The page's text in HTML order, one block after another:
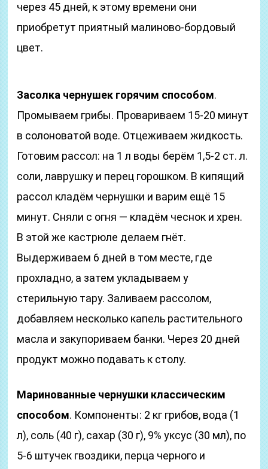
через 45 дней, к этому времени они
приобретут приятный малиново-бордовый
цвет.
Засолка чернушек горячим способом.
Промываем грибы. Провариваем 15-20 минут
в солоноватой воде. Отцеживаем жидкость.
Готовим рассол: на 1 л воды берём 1,5-2 ст. л.
соли, лаврушку и перец горошком. В кипящий
рассол кладём чернушки и варим ещё 15
минут. Сняли с огня — кладём чеснок и хрен.
В этой же кастрюле делаем гнёт.
Выдерживаем 6 дней в том месте, где
прохладно, а затем укладываем у
стерильную тару. Заливаем рассолом,
добавляем несколько капель растительного
масла и закупориваем банки. Через 20 дней
продукт можно подавать к столу.
Маринованные чернушки классическим
способом. Компоненты: 2 кг грибов, вода (1
л), соль (40 г), сахар (30 г), 9% уксус (30 мл), по
5-6 штучек гвоздики, перца черного и